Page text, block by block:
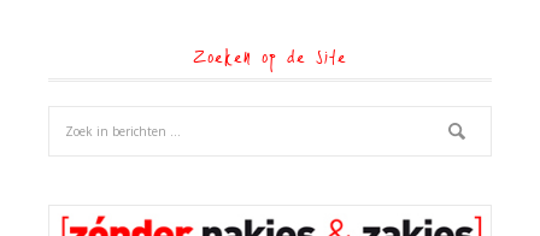
Zoeken op de site